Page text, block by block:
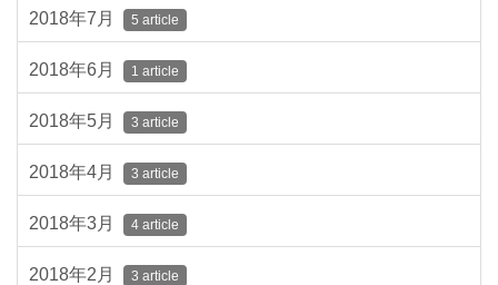
2018年7月 5 article
2018年6月 1 article
2018年5月 3 article
2018年4月 3 article
2018年3月 4 article
2018年2月 3 article